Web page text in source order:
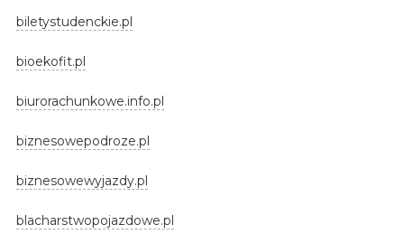
biletystudenckie.pl
bioekofit.pl
biurorachunkowe.info.pl
biznesowepodroze.pl
biznesowewyjazdy.pl
blacharstwopojazdowe.pl